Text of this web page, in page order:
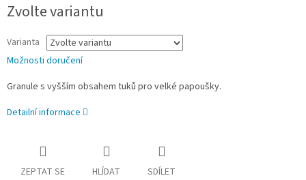
Zvolte variantu
Varianta
Možnosti doručení
Granule s vyšším obsahem tuků pro velké papoušky.
Detailní informace
ZEPTAT SE HLÍDAT SDÍLET